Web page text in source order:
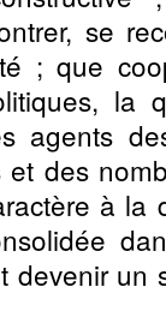
se
; que
la
agents
des
à la
devenir un